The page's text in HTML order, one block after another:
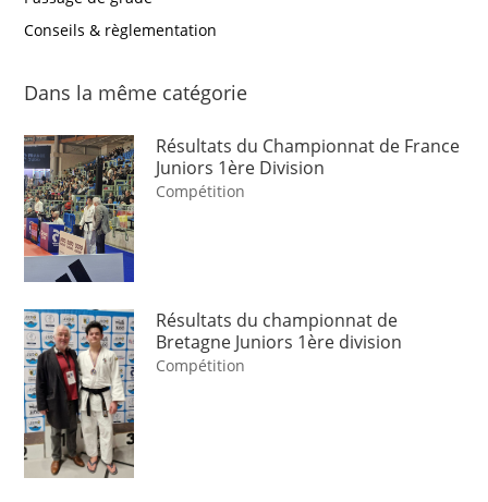
Conseils & règlementation
Dans la même catégorie
Résultats du Championnat de France
Juniors 1ère Division
Compétition
Résultats du championnat de
Bretagne Juniors 1ère division
Compétition